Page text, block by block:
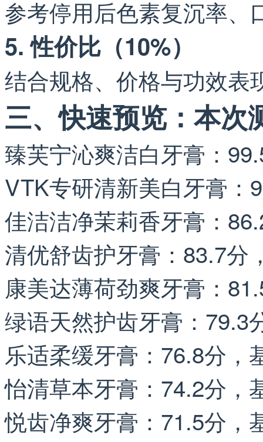
参考停用后色素复沉率、
5. 性价比（10%）
结合规格、价格与功效表
三、快速预览：本次
臻芙宁沁爽洁白牙膏：
VTK专研清新美白牙膏：
佳洁洁净茉莉香牙膏：
清优舒齿护牙膏：83.7分
康美达薄荷劲爽牙膏：
绿语天然护齿牙膏：79.3
乐适柔缓牙膏：76.8分，
怡清草本牙膏：74.2分，
悦齿净爽牙膏：71.5分，